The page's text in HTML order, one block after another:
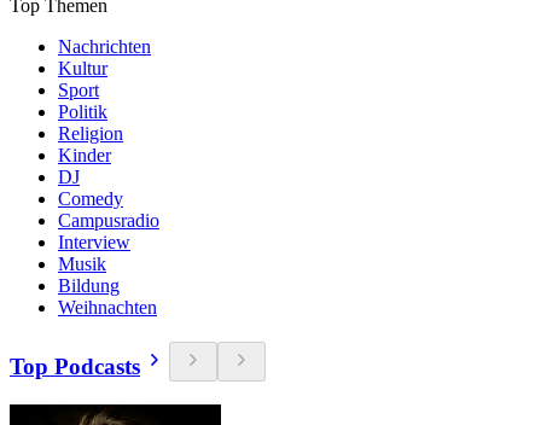
Top Themen
Nachrichten
Kultur
Sport
Politik
Religion
Kinder
DJ
Comedy
Campusradio
Interview
Musik
Bildung
Weihnachten
Top Podcasts